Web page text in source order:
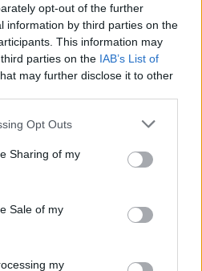
opt-out of the further
information by third parties on the
This information may
parties on the IAB’s List of
may further disclose it to other
app uses one or more Google
behaviour. You may click to
and its third-party tags to
purposes in below Google
Opt Outs
Sharing of my
Sale of my
my
η πλευρά των ΗΠΑ
να εργαστεί
εβδομάδες με στόχο την
συμφωνίας. Παρ' όλα
με τον
και Κούσνερ στη Ρωσία.
έσπευσε να κλείσει την
ρόλο της
ότι το
έτοιμο να αναλάβει